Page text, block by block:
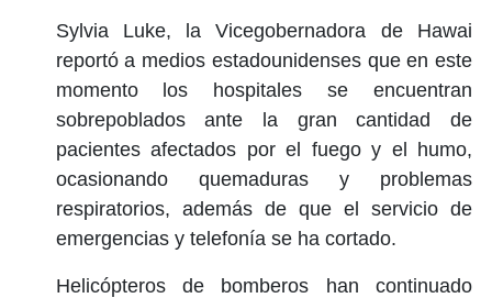
Sylvia Luke, la Vicegobernadora de Hawai
reportó a medios estadounidenses que en este
momento los hospitales se encuentran
sobrepoblados ante la gran cantidad de
pacientes afectados por el fuego y el humo,
ocasionando quemaduras y problemas
respiratorios, además de que el servicio de
emergencias y telefonía se ha cortado.
Helicópteros de bomberos han continuado